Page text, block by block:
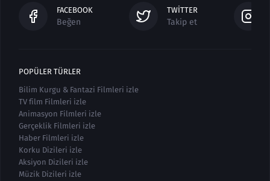
FACEBOOK
Beğen
TWITTER
Takip et
POPÜLER TÜRLER
Bilim Kurgu & Fantazi Filmleri izle
TV film Filmleri izle
Animasyon Filmleri izle
Gerçeklik Filmleri izle
Haber Filmleri izle
Korku Dizileri izle
Aksiyon Dizileri izle
Müzik Dizileri izle